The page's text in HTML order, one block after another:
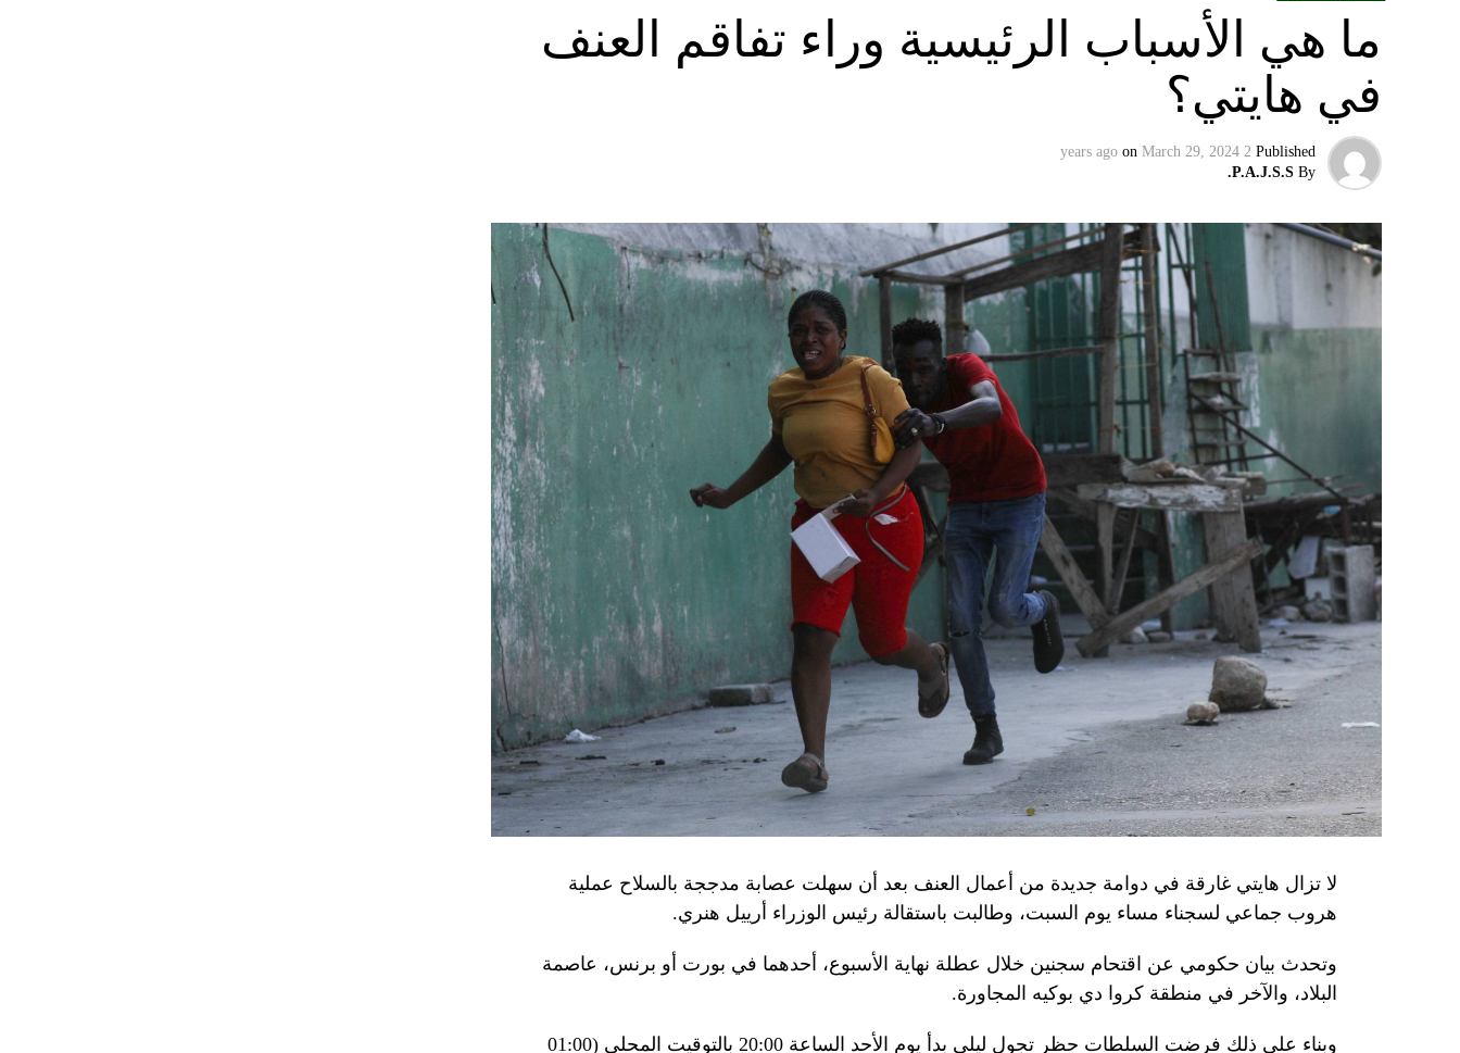
ويأتي حفل التولية قبل يومين على احتفال روسيا بـ»عيد النصر» في التاسع من أيار، فيما أقامت
السلطات حواجز في وسط موسكو قبل المناسبتَين.
وفي تسجيل مصوّر قبل دقائق على توليته، وصفت أرملة المعارض أليكسي نافالني، يوليا نافالنايا،
الرئيس الروسي، بالمخادع، مؤكدةً أن روسيا ستبقى غارقة في النزاعات طالما أنه في السلطة.
إقليميّاً، أعلن الجيش البيلاروسي أنّه بدأ مناورة للتحقّق من درجة استعداد قاذفات الأسلحة النووية
بإعلان موسكو عن مناورات نووية وستكون «متزامنة» مع التدريبات الروسية، لافتاً إلى أنّ مناورة
مينسك ستشمل على وجه الخصوص، أنظمة «إسكندر» الصاروخية وطائرات «سو 25».
في السياق، أشار رئيس أركان القوات المسلّحة البيلاروسية الجنرال فيكتور غوليفيتش إلى أنّه «في
إطار هذا الحدث، تمّت إعادة نشر جزء من القوات ووسائل الطيران في مطار احتياطي»، لافتاً إلى أنّه
«فور إنجاز عملية الانتشار هذه، سنستعرض المسائل المتعلّقة بالاستعدادات لاستخدام الأسلحة النووية
غير الاستراتيجية».
وفي أوكرانيا، فكّكت أجهزة الأمن شبكة من العملاء التابعين لجهاز الأمن الفدرالي الروسي «كانوا
يعدّون لاغتيال الرئيس الأوكراني» فولوديمير زيلينسكي ومسؤولين كبار آخرين، مثل رئيس جهاز
الاستخبارات العسكرية كيريلو بودانوف، بناءً على أوامر من موسكو. وأوقفت الأجهزة الأوكرانية
ضابطَي أمن، مشيرةً إلى أن المشتبه فيهما اللذَين أوقفا «شخصان برتبة كولونيل» من جهاز الدولة
الأوكراني الذي يتولّى أمن المسؤولين الحكوميين.
وذكرت الأجهزة أن هذه الشبكة كانت «تحت إشراف» جهاز الأمن الفدرالي الروسي ويُشتبه في أن
المسؤولَين «نقلا معلومات سرّية» إلى روسيا، مؤكدةً أنهما كانا يُريدان تجنيد عسكريين «مقرّبين من
جهاز أمن» زيلينسكي بهدف «احتجازه كرهينة وقتله». وكشفت أجهزة الأمن الأوكرانية أن أحد أعضاء
هذه الشبكة حصل على مسيّرات ومتفجّرات.
من جهة أخرى، انتقد الرئيس الصيني شي جينبينغ في تصريحات لصحيفة «بوليتيكا» الصربية قبل وصوله
إلى العاصمة بلغراد، حلف «الناتو»، على خلفية قصفه «الفاضح» للسفارة الصينية في يوغوسلافيا عام
1999، محذّراً من أن بكين «لن تسمح قط بتكرار حدث تاريخي مأسوي كهذا».
واصطحب الرئيس الفرنسي إيمانويل ماكرون شي إلى منطقة البيرينيه الجبلية أمس، في اليوم الثاني
من زيارة دولة من شأنها أن تسمح بحوار مباشر عن الحرب في أوكرانيا والخلافات التجارية.
ووصل الزعيمان برفقة زوجتيهما بُعيد الظهر إلى جبل تورماليه، إحدى محطات الصعود في طواف
متراً.
ما هي الأسباب الرئيسية وراء تفاقم العنف
في هايتي؟
Published
2 years ago
on March 29, 2024
By
P.A.J.S.S.
لا تزال هايتي غارقة في دوامة جديدة من أعمال العنف بعد أن سهلت عصابة مدججة بالسلاح عملية
هروب جماعي لسجناء مساء يوم السبت، وطالبت باستقالة رئيس الوزراء أرييل هنري.
وتحدث بيان حكومي عن اقتحام سجنين خلال عطلة نهاية الأسبوع، أحدهما في بورت أو برنس، عاصمة
البلاد، والآخر في منطقة كروا دي بوكيه المجاورة.
وبناء على ذلك فرضت السلطات حظر تجول ليلي بدأ يوم الأحد الساعة 20:00 بالتوقيت المحلي (01:00